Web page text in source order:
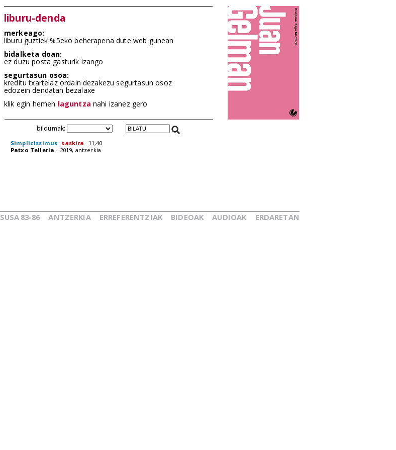
liburu-denda
merkeago:
liburu guztiek %5eko beherapena dute web gunean
bidalketa doan:
ez duzu posta gasturik izango
segurtasun osoa:
kreditu txartelaz ordain dezakezu segurtasun osoz
edozein dendatan bezalaxe
klik egin hemen laguntza nahi izanez gero
bildumak:
Simplicissimus saskira
11,40
Patxo Telleria - 2019, antzerkia
SUSA 83-86 ANTZERKIA ERREFERENTZIAK BIDEOAK AUDIOAK ERDARETAN